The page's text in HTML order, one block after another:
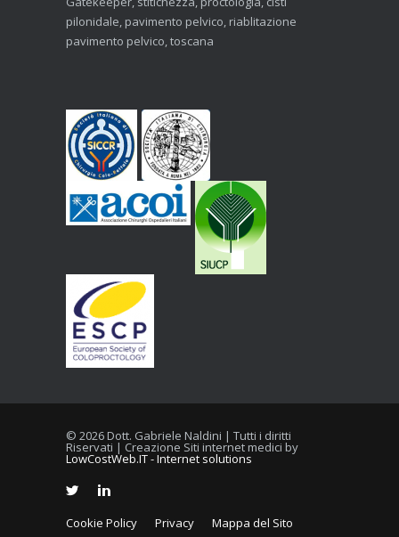
pilonidale, pavimento pelvico, riablitazione
pavimento pelvico, toscana
© 2026 Dott. Gabriele Naldini | Tutti i diritti
Riservati | Creazione Siti internet medici by
LowCostWeb.IT - Internet solutions
Cookie Policy Privacy Mappa del Sito